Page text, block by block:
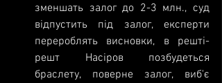
зменшать залог до 2-3 млн., суд
відпустить під залог, експерти
перероблять висновки, в решті-
решт Насіров позбудеться
браслету, поверне залог, виб'є